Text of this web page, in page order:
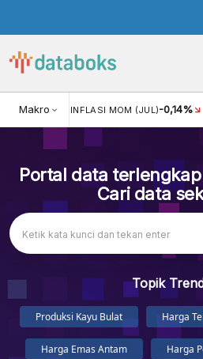
Makro
2,88% INFLASI MOM (JUL)-0,14%
Portal data
Cari data
Topik
Produksi Kayu Bulat Harga
Harga Emas Antam Harga